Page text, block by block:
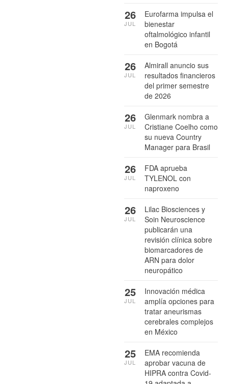
Eurofarma impulsa el
bienestar
oftalmológico infantil
en Bogotá
26
JUL
Almirall anuncio sus
resultados financieros
del primer semestre
de 2026
26
JUL
Glenmark nombra a
Cristiane Coelho como
su nueva Country
Manager para Brasil
26
JUL
FDA aprueba
TYLENOL con
naproxeno
26
JUL
Lilac Biosciences y
Soin Neuroscience
publicarán una
revisión clínica sobre
biomarcadores de
ARN para dolor
neuropático
26
JUL
Innovación médica
amplía opciones para
tratar aneurismas
cerebrales complejos
en México
25
JUL
EMA recomienda
aprobar vacuna de
HIPRA contra Covid-
25
JUL